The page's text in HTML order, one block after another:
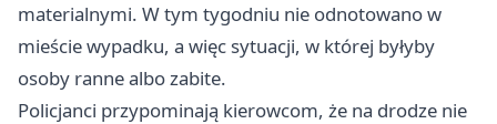
materialnymi. W tym tygodniu nie odnotowano w
mieście wypadku, a więc sytuacji, w której byłyby
osoby ranne albo zabite.
Policjanci przypominają kierowcom, że na drodze nie